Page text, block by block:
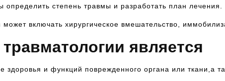
определить степень травмы и разработать план лечения.
может включать хирургическое вмешательство,
является
здоровья и функций поврежденного органа или ткани,а